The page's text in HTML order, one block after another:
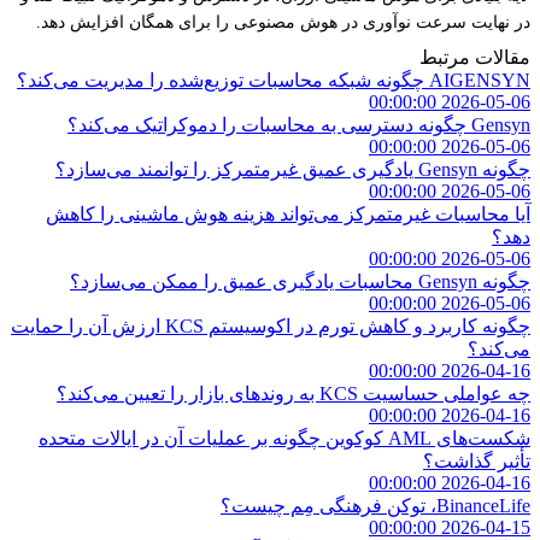
در نهایت سرعت نوآوری در هوش مصنوعی را برای همگان افزایش دهد.
مقالات مرتبط
AIGENSYN چگونه شبکه محاسبات توزیع‌شده را مدیریت می‌کند؟
2026-05-06 00:00:00
Gensyn چگونه دسترسی به محاسبات را دموکراتیک می‌کند؟
2026-05-06 00:00:00
چگونه Gensyn یادگیری عمیق غیرمتمرکز را توانمند می‌سازد؟
2026-05-06 00:00:00
آیا محاسبات غیرمتمرکز می‌تواند هزینه هوش ماشینی را کاهش
دهد؟
2026-05-06 00:00:00
چگونه Gensyn محاسبات یادگیری عمیق را ممکن می‌سازد؟
2026-05-06 00:00:00
چگونه کاربرد و کاهش تورم در اکوسیستم KCS ارزش آن را حمایت
می‌کند؟
2026-04-16 00:00:00
چه عواملی حساسیت KCS به روندهای بازار را تعیین می‌کند؟
2026-04-16 00:00:00
شکست‌های AML کوکوین چگونه بر عملیات آن در ایالات متحده
تأثیر گذاشت؟
2026-04-16 00:00:00
BinanceLife، توکن فرهنگی مِم چیست؟
2026-04-15 00:00:00